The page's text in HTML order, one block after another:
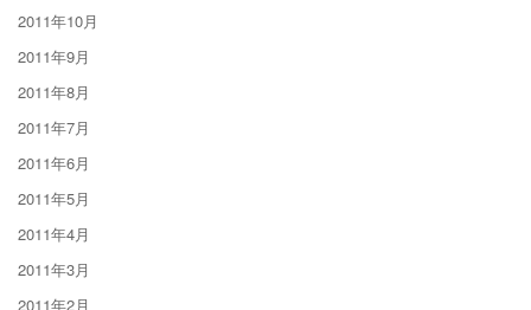
2011年10月
2011年9月
2011年8月
2011年7月
2011年6月
2011年5月
2011年4月
2011年3月
2011年2月